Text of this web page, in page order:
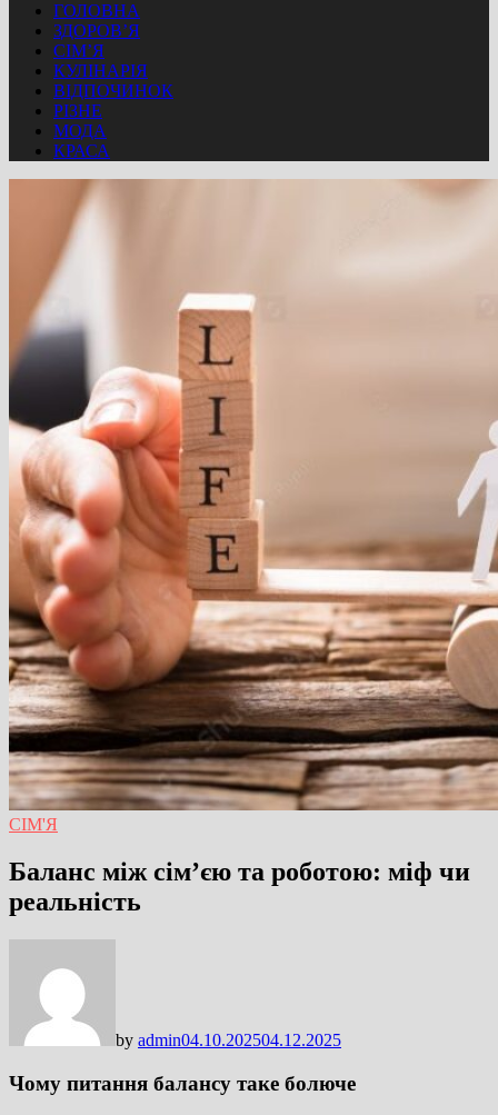
ГОЛОВНА
ЗДОРОВ’Я
СІМ’Я
КУЛІНАРІЯ
ВІДПОЧИНОК
РІЗНЕ
МОДА
КРАСА
СІМ'Я
Баланс між сім’єю та роботою: міф чи
реальність
by admin04.10.202504.12.2025
Чому питання балансу таке болюче